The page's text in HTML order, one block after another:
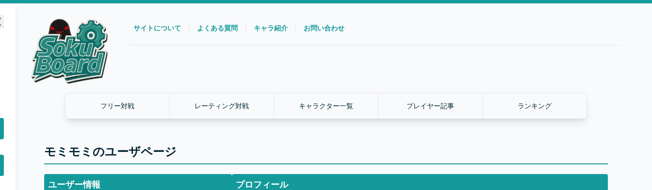
サイトについて よくある質問 キャラ紹介 お問い合わせ
フリー対戦 レーティング対戦 キャラクター一覧 プレイヤー記事 ランキング
モミモミのユーザページ
ユーザー情報 プロフィール